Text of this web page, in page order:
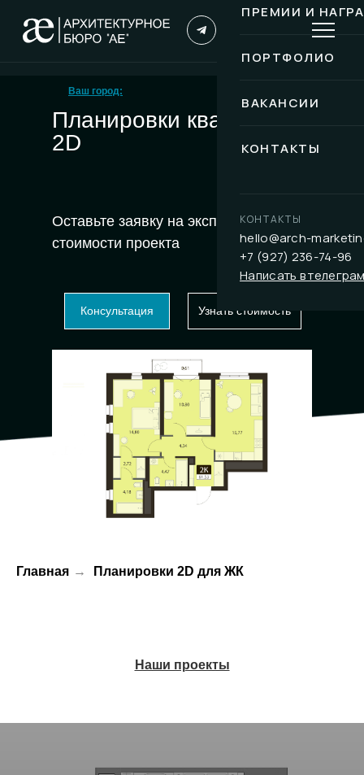
ПРЕМИИ И
ПОРТФОЛИО
ВАКАНСИИ
КОНТАКТЫ
КОНТАКТЫ
hello@arch-
+7 (927) 236-74-96
Написать в
Ваш город:
Планировки квартир
2D
Консультация Узнать стоимость
Оставьте заявку на экспресс-расчет
стоимости проекта
Главная → Планировки 2D для ЖК
Наши проекты